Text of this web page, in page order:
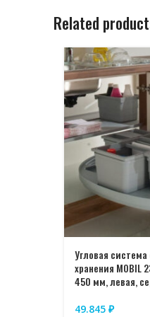
Related
Угловая
хранения MOBIL
450 мм, левая,
49.845 ₽